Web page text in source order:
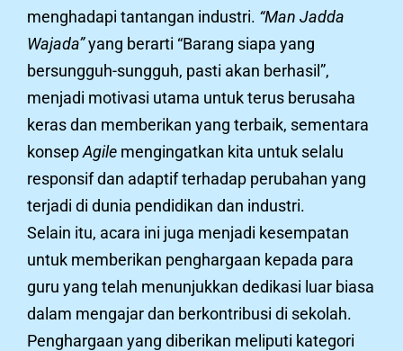
menghadapi tantangan industri. “Man Jadda
Wajada”yang berarti “Barang siapa yang
bersungguh-sungguh, pasti akan berhasil”,
menjadi motivasi utama untuk terus berusaha
keras dan memberikan yang terbaik, sementara
konsepAgile mengingatkan kita untuk selalu
responsif dan adaptif terhadap perubahan yang
terjadi di dunia pendidikan dan industri.
Selain itu, acara ini juga menjadi kesempatan
untuk memberikan penghargaan kepada para
guru yang telah menunjukkan dedikasi luar biasa
dalam mengajar dan berkontribusi di sekolah.
Penghargaan yang diberikan meliputi kategori